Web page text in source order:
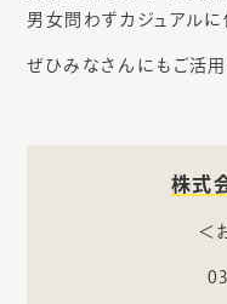
男女問わずカジュアル
ぜひみなさんにもご活
株式
＜